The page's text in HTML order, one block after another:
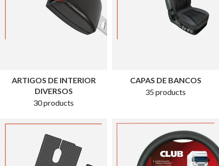
ARTIGOS DE INTERIOR
DIVERSOS
30 products
CAPAS DE BANCOS
35 products